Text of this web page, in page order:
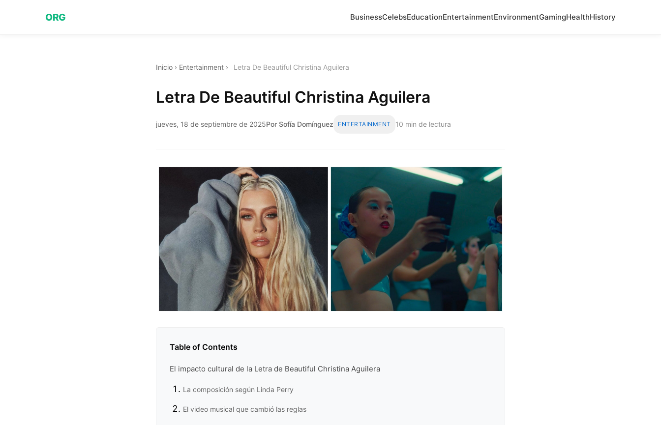
ORG BusinessCelebsEducationEntertainmentEnvironmentGamingHealthHistory
Inicio › Entertainment › Letra De Beautiful Christina Aguilera
Letra De Beautiful Christina Aguilera
jueves, 18 de septiembre de 2025Por Sofía Domínguez ENTERTAINMENT 10 min de lectura
Table of Contents
El impacto cultural de la Letra de Beautiful Christina Aguilera
La composición según Linda Perry
El video musical que cambió las reglas